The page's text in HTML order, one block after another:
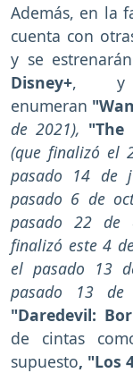
Además, en la
cuenta con
y se
Disney+, y
enumeran
de 2021), "The
(que finalizó el
pasado 14 de
pasado 6 de
pasado 22 de
finalizó este 4
el pasado 13
pasado 13 de
"Daredevil:
de cintas
supuesto, "Los